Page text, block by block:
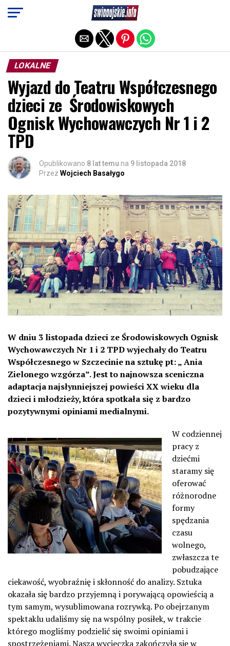
LOKALNE
Wyjazd do Teatru Współczesnego
dzieci ze Środowiskowych
Ognisk Wychowawczych Nr 1 i 2
TPD
Opublikowano 8 lat temu na 9 listopada 2018
Przez Wojciech Basałygo
W dniu 3 listopada dzieci ze Środowiskowych Ognisk
Wychowawczych Nr 1 i 2 TPD wyjechały do Teatru
Współczesnego w Szczecinie na sztukę pt: „ Ania
Zielonego wzgórza”. Jest to najnowsza sceniczna
adaptacja najsłynniejszej powieści XX wieku dla
dzieci i młodzieży, która spotkała się z bardzo
pozytywnymi opiniami medialnymi.
W codziennej
pracy z
dziećmi
staramy się
oferować
różnorodne
formy
spędzania
czasu
wolnego,
zwłaszcza te
pobudzające
ciekawość, wyobraźnię i skłonność do analizy. Sztuka
okazała się bardzo przyjemną i porywającą opowieścią a
tym samym, wysublimowana rozrywką. Po obejrzanym
spektaklu udaliśmy się na wspólny posiłek, w trakcie
którego mogliśmy podzielić się swoimi opiniami i
spostrzeżeniami. Nasza wycieczka zakończyła się w
Exit mobile version